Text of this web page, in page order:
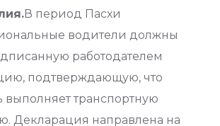
В период Пасхи
водители должны
работодателем
подтверждающую, что
выполняет транспортную
Декларация направлена ​​на